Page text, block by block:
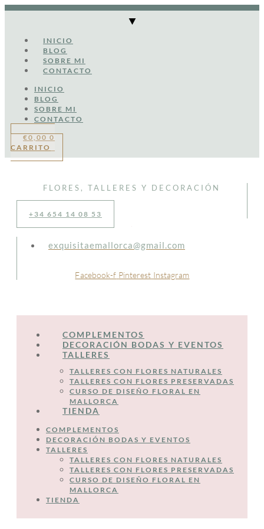
Ir
INICIO
BLOG
SOBRE MI
CONTACTO
INICIO
BLOG
SOBRE MI
CONTACTO
€0,00 0
CARRITO
FLORES, TALLERES Y DECORACIÓN
+34 654 14 08 53
exquisitaemallorca@gmail.com
Facebook-f Pinterest Instagram
COMPLEMENTOS
DECORACIÓN BODAS Y EVENTOS
TALLERES
TALLERES CON FLORES NATURALES
TALLERES CON FLORES PRESERVADAS
CURSO DE DISEÑO FLORAL EN
MALLORCA
TIENDA
COMPLEMENTOS
DECORACIÓN BODAS Y EVENTOS
TALLERES
TALLERES CON FLORES NATURALES
TALLERES CON FLORES PRESERVADAS
CURSO DE DISEÑO FLORAL EN
MALLORCA
TIENDA